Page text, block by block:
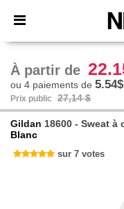
× Appli
Meilleurs prix sur
À partir de
ou 4 paiements de 5.54$
Prix public 27,14 $
Gildan 18600 - Sweat
Blanc
sur 7 votes